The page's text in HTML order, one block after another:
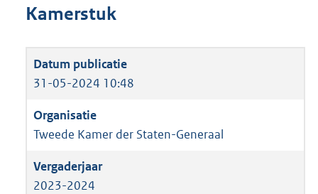
Kamerstuk
31-05-2024 10:48
Tweede Kamer der Staten-Generaal
2023-2024